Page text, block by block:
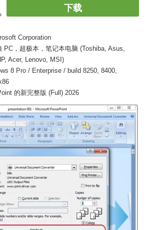
下载
Corporation
PC，超极本，笔记本电脑 (Toshiba, Asus,
Acer, Lenovo, MSI)
8 Pro / Enterprise / build 8250, 8400,
的新完整版 (Full) 2026